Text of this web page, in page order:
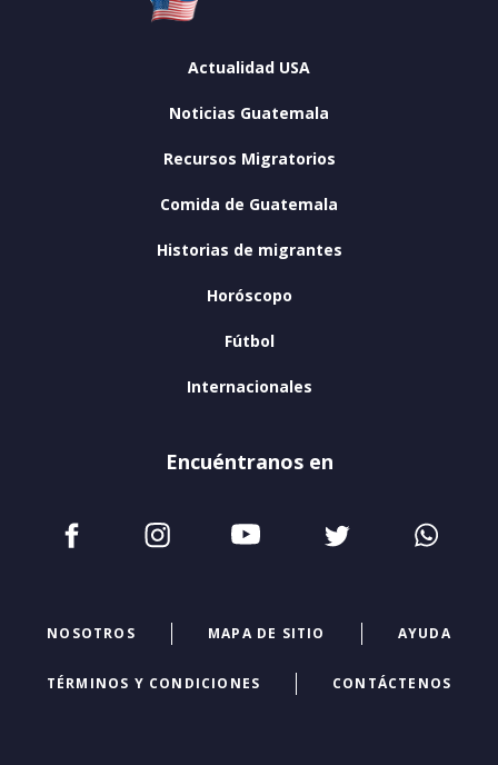
Actualidad USA
Noticias Guatemala
Recursos Migratorios
Comida de Guatemala
Historias de migrantes
Horóscopo
Fútbol
Internacionales
Encuéntranos en
NOSOTROS MAPA DE SITIO AYUDA
TÉRMINOS Y CONDICIONES CONTÁCTENOS